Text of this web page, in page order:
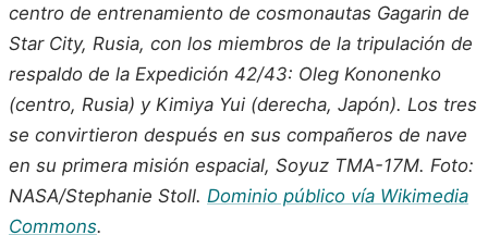
centro de entrenamiento de cosmonautas Gagarin de
Star City, Rusia, con los miembros de la tripulación de
respaldo de la Expedición 42/43: Oleg Kononenko
(centro, Rusia) y Kimiya Yui (derecha, Japón). Los tres
se convirtieron después en sus compañeros de nave
en su primera misión espacial, Soyuz TMA-17M. Foto:
NASA/Stephanie Stoll. Dominio público vía Wikimedia
Commons.